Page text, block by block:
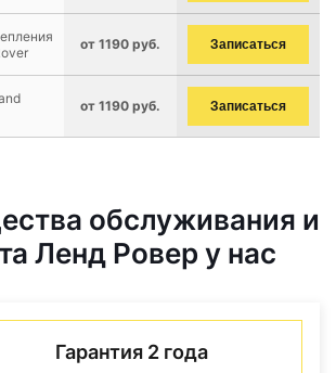
от 1190 руб. Записаться
от 1190 руб. Записаться
обслуживания и
Ленд Ровер у нас
Гарантия 2 года